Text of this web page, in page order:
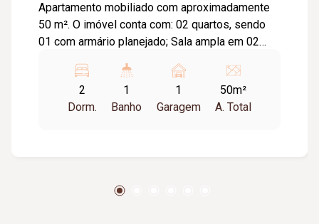
Apartamento mobiliado com aproximadamente
50 m². O imóvel conta com: 02 quartos, sendo
01 com armário planejado; Sala ampla em 02
cooktop e armários; Banheiro social; Área de
serviço; 01 vaga de garagem; O condomínio
conta com: Elevador; Salão de festas.
2
Dorm.
1
Banho
1
Garagem
50m²
A. Total